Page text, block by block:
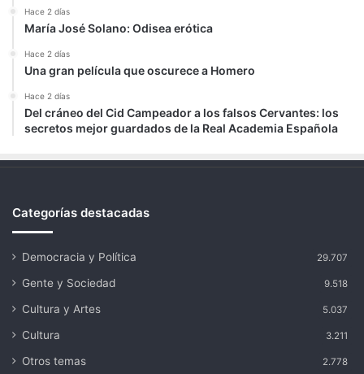
Hace 2 días
María José Solano: Odisea erótica
Hace 2 días
Una gran película que oscurece a Homero
Hace 2 días
Del cráneo del Cid Campeador a los falsos Cervantes: los
secretos mejor guardados de la Real Academia Española
Categorías destacadas
Democracia y Política 29.707
Gente y Sociedad 9.518
Cultura y Artes 5.037
Cultura 3.211
Otros temas 2.778